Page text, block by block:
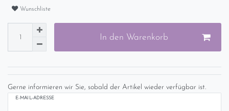
Wunschliste
In den Warenkorb
Gerne informieren wir Sie, sobald der Artikel wieder verfügbar ist.
E-MAIL-ADRESSE